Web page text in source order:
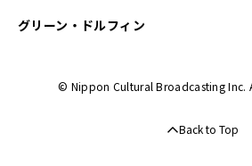
グリーン・ドルフィン
© Nippon Cultural Broadcasting Inc.
Back to Top